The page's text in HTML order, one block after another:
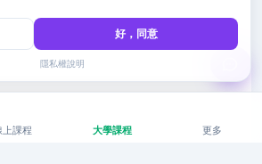
上課程 大學課程 更多
好，同意
隱私權說明